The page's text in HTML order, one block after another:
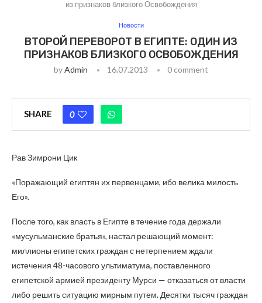
из признаков близкого Освобождения
Новости
ВТОРОЙ ПЕРЕВОРОТ В ЕГИПТЕ: ОДИН ИЗ
ПРИЗНАКОВ БЛИЗКОГО ОСВОБОЖДЕНИЯ
byAdmin 16.07.2013 0 comment
SHARE 0
Рав Зимрони Цик
«Поражающий египтян их первенцами, ибо велика милость
Его».
После того, как власть в Египте в течение года держали
«мусульманские братья», настал решающий момент:
миллионы египетских граждан с нетерпением ждали
истечения 48-часового ультиматума, поставленного
египетской армией президенту Мурси — отказаться от власти
либо решить ситуацию мирным путем. Десятки тысяч граждан